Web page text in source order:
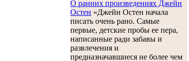
О ранних произведениях Джейн
Остен «Джейн Остен начала
писать очень рано. Самые
первые, детские пробы ее пера,
написанные ради забавы и
развлечения и
предназначавшиеся не более чем